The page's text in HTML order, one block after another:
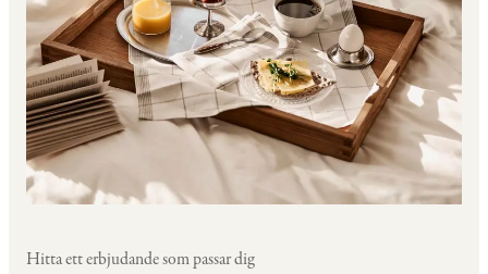
Hitta ett erbjudande som passar dig